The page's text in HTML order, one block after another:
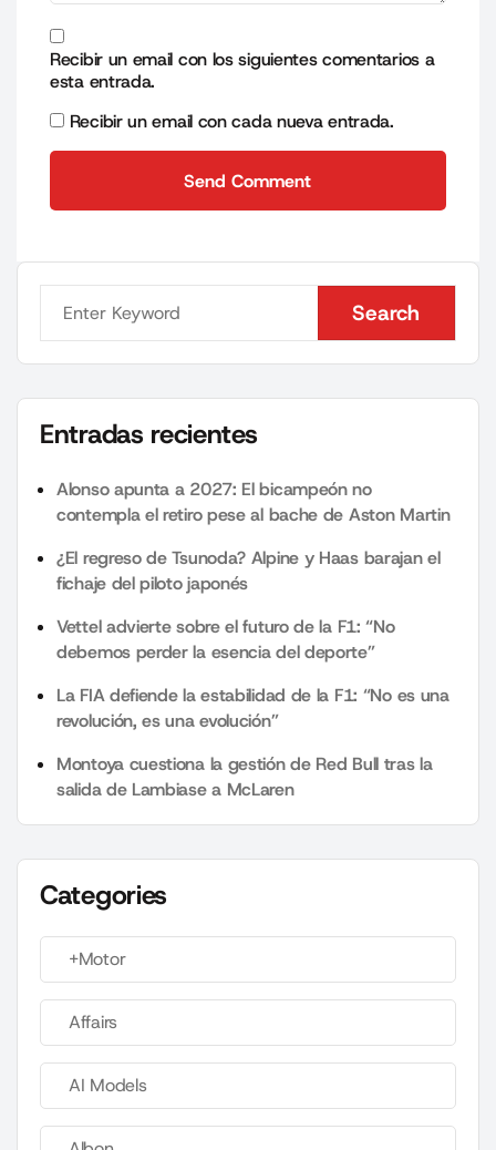
Recibir un email con los siguientes comentarios a
esta entrada.
Recibir un email con cada nueva entrada.
Send Comment
Search
Search
Entradas recientes
Alonso apunta a 2027: El bicampeón no
contempla el retiro pese al bache de Aston Martin
¿El regreso de Tsunoda? Alpine y Haas barajan el
fichaje del piloto japonés
Vettel advierte sobre el futuro de la F1: “No
debemos perder la esencia del deporte”
La FIA defiende la estabilidad de la F1: “No es una
revolución, es una evolución”
Montoya cuestiona la gestión de Red Bull tras la
salida de Lambiase a McLaren
Categories
+Motor
Affairs
AI Models